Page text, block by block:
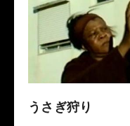
うさぎ狩り